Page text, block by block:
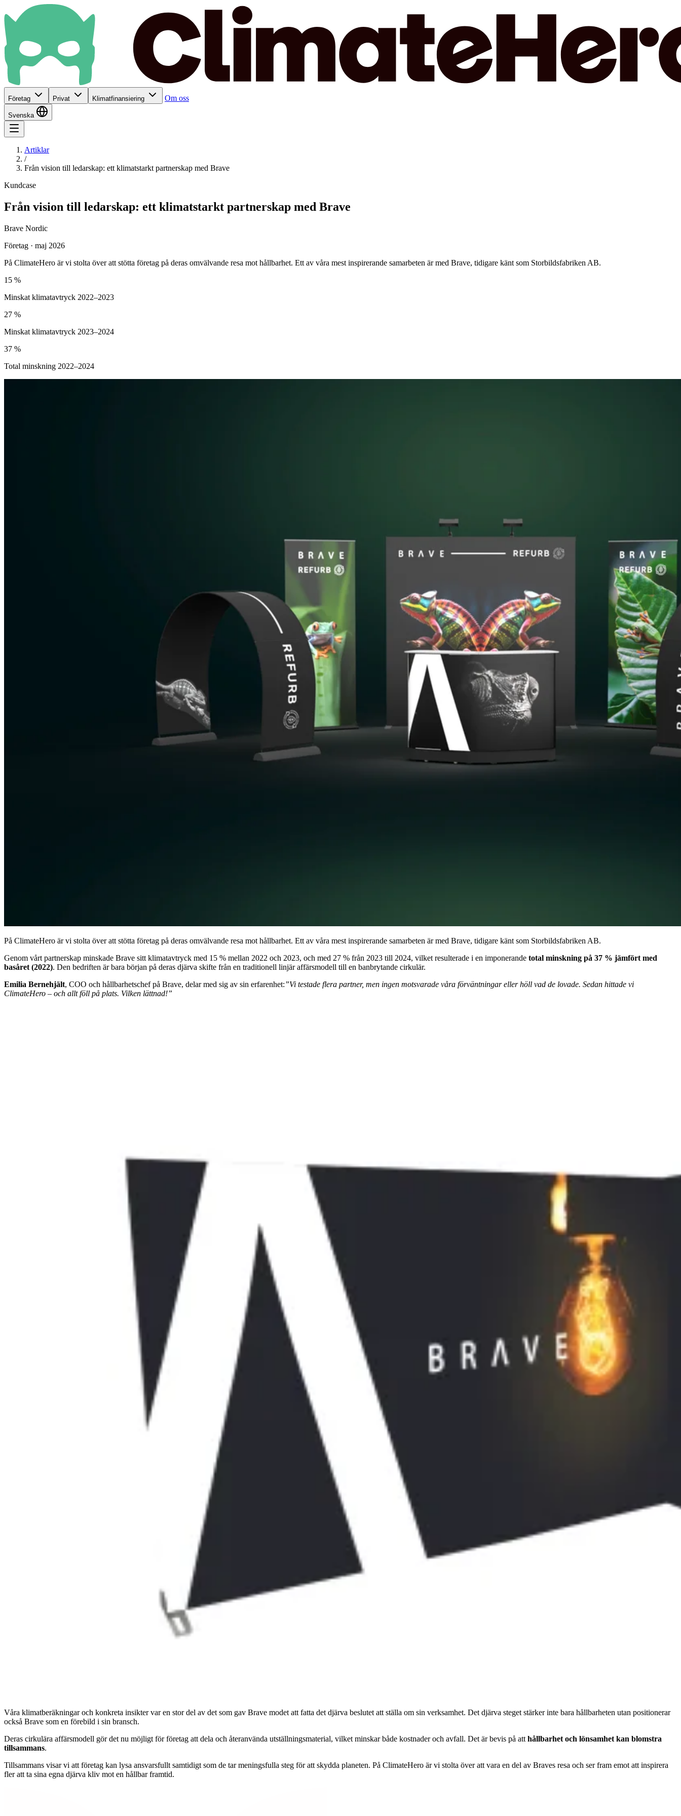
Företag Privat Klimatfinansiering Om oss
Svenska
Artiklar
/
Från vision till ledarskap: ett klimatstarkt partnerskap med Brave
Kundcase
Från vision till ledarskap: ett klimatstarkt partnerskap med Brave
Brave Nordic
Företag · maj 2026
På ClimateHero är vi stolta över att stötta företag på deras omvälvande resa mot hållbarhet. Ett av våra mest inspirerande samarbeten är med Brave, tidigare känt som Storbildsfabriken AB.
15 %
Minskat klimatavtryck 2022–2023
27 %
Minskat klimatavtryck 2023–2024
37 %
Total minskning 2022–2024
På ClimateHero är vi stolta över att stötta företag på deras omvälvande resa mot hållbarhet. Ett av våra mest inspirerande samarbeten är med Brave, tidigare känt som Storbildsfabriken AB.
Genom vårt partnerskap minskade Brave sitt klimatavtryck med 15 % mellan 2022 och 2023, och med 27 % från 2023 till 2024, vilket resulterade i en imponerande total minskning på 37 % jämfört med
basåret (2022). Den bedriften är bara början på deras djärva skifte från en traditionell linjär affärsmodell till en banbrytande cirkulär.
Emilia Bernehjält, COO och hållbarhetschef på Brave, delar med sig av sin erfarenhet:”Vi testade flera partner, men ingen motsvarade våra förväntningar eller höll vad de lovade. Sedan hittade vi
ClimateHero – och allt föll på plats. Vilken lättnad!”
Våra klimatberäkningar och konkreta insikter var en stor del av det som gav Brave modet att fatta det djärva beslutet att ställa om sin verksamhet. Det djärva steget stärker inte bara hållbarheten utan positionerar
också Brave som en förebild i sin bransch.
Deras cirkulära affärsmodell gör det nu möjligt för företag att dela och återanvända utställningsmaterial, vilket minskar både kostnader och avfall. Det är bevis på att hållbarhet och lönsamhet kan blomstra
tillsammans.
Tillsammans visar vi att företag kan lysa ansvarsfullt samtidigt som de tar meningsfulla steg för att skydda planeten. På ClimateHero är vi stolta över att vara en del av Braves resa och ser fram emot att inspirera
fler att ta sina egna djärva kliv mot en hållbar framtid.